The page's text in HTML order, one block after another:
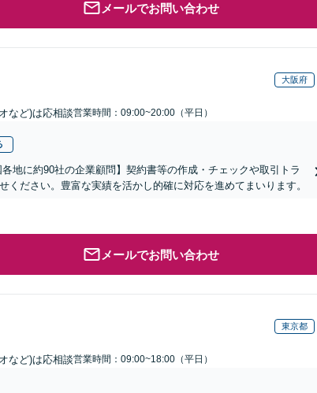
メールでお問い合わせ
大阪府
など)は応相談営業時間：09:00~20:00（平日）
地に約90社の企業顧問】契約書等の作成・チェックや取引トラ
ださい。豊富な実績を活かし的確に対応を進めてまいります。
メールでお問い合わせ
東京都
など)は応相談営業時間：09:00~18:00（平日）